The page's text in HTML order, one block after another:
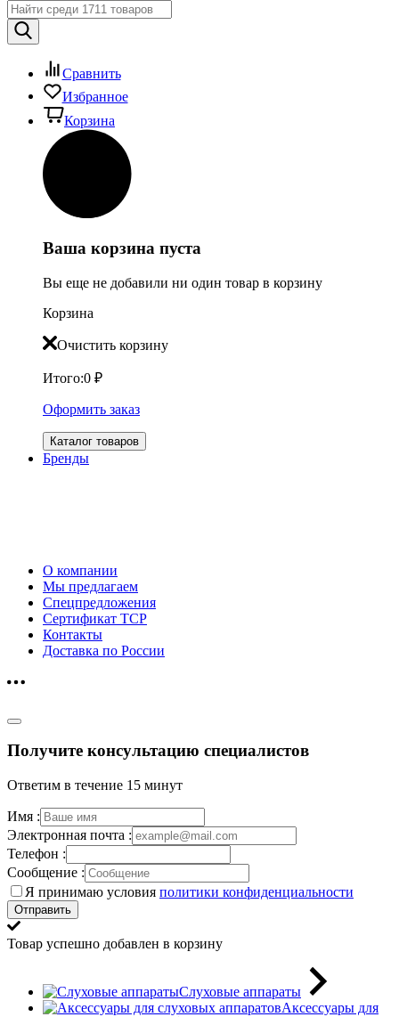
Сравнить
Избранное
Корзина
Ваша корзина пуста
Вы еще не добавили ни один товар в корзину
Корзина
Очистить корзину
Итого:0 ₽
Оформить заказ
Каталог товаров
Бренды
О компании
Мы предлагаем
Спецпредложения
Сертификат ТСР
Контакты
Доставка по России
Получите консультацию специалистов
Ответим в течение 15 минут
Имя :
Электронная почта :
Телефон :
Сообщение :
Я принимаю условия политики конфиденциальности
Отправить
Товар успешно добавлен в корзину
Слуховые аппараты
Аксессуары для